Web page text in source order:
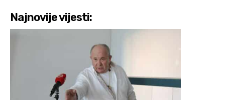
Najnovije vijesti: